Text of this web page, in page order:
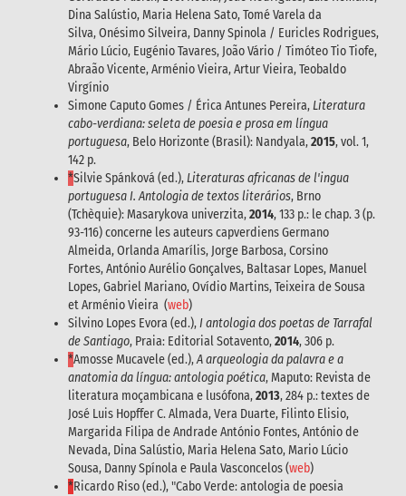
Dina Salústio, Maria Helena Sato, Tomé Varela da
Silva, Onésimo Silveira, Danny Spinola / Euricles Rodrigues,
Mário Lúcio, Eugénio Tavares, João Vário / Timóteo Tio Tiofe,
Abraão Vicente, Arménio Vieira, Artur Vieira, Teobaldo
Virgínio
Simone Caputo Gomes / Érica Antunes Pereira,Literatura
cabo-verdiana: seleta de poesia e prosa em língua
portuguesa, Belo Horizonte (Brasil): Nandyala,2015, vol. 1,
142 p.
*Silvie Spánková (ed.),Literaturas africanas de l'ingua
portuguesa I. Antologia de textos literários, Brno
(Tchèquie): Masarykova univerzita,2014, 133 p.: le chap. 3 (p.
93-116) concerne les auteurs capverdiens Germano
Almeida, Orlanda Amarílis, Jorge Barbosa, Corsino
Fortes, António Aurélio Gonçalves, Baltasar Lopes, Manuel
Lopes, Gabriel Mariano, Ovídio Martins, Teixeira de Sousa
et Arménio Vieira (web)
Silvino Lopes Evora (ed.),I antologia dos poetas de Tarrafal
de Santiago, Praia: Editorial Sotavento,2014, 306 p.
*Amosse Mucavele (ed.),A arqueologia da palavra e a
anatomia da língua: antologia poética, Maputo: Revista de
literatura moçambicana e lusófona,2013, 284 p.: textes de
José Luis Hopffer C. Almada, Vera Duarte, Filinto Elisio,
Margarida Filipa de Andrade António Fontes, António de
Nevada, Dina Salústio, Maria Helena Sato, Mario Lúcio
Sousa, Danny Spínola e Paula Vasconcelos (web)
*Ricardo Riso (ed.), "Cabo Verde: antologia de poesia